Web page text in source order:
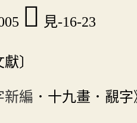
󸪫 見-16-23
〕
新編 ．十九畫．覶